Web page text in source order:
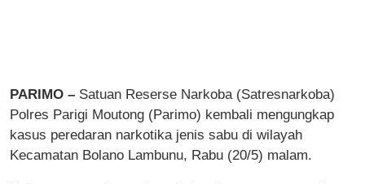
PARIMO – Satuan Reserse Narkoba (Satresnarkoba)
Polres Parigi Moutong (Parimo) kembali mengungkap
kasus peredaran narkotika jenis sabu di wilayah
Kecamatan Bolano Lambunu, Rabu (20/5) malam.